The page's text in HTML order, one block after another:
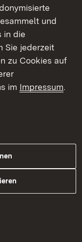
-
und
in die
Sie jederzeit
zu Cookies auf
im Impressum.